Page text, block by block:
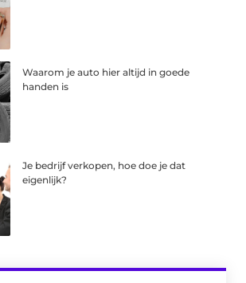
Waarom je auto hier altijd in goede
handen is
Je bedrijf verkopen, hoe doe je dat
eigenlijk?